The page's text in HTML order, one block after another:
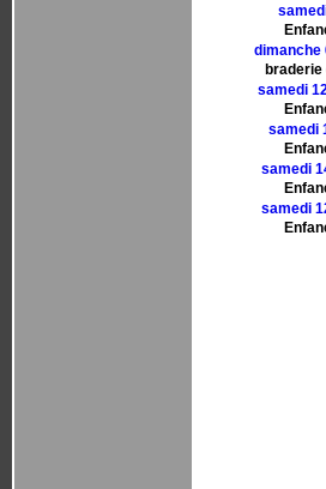
dimanche
braderie
samedi
samedi
samedi
samedi